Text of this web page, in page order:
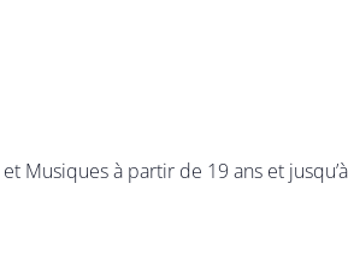
Musiques à partir de 19 ans et